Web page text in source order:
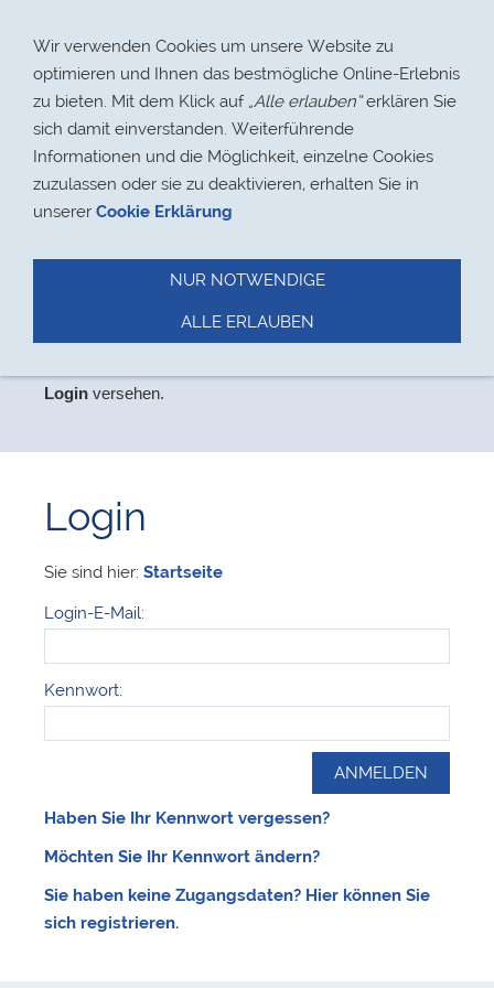
> 17.08.2021
Datenschutz
Login versehen.
Login
Sie sind hier: Startseite
Login-E-Mail:
Kennwort:
Haben Sie Ihr Kennwort vergessen?
Möchten Sie Ihr Kennwort ändern?
Sie haben keine Zugangsdaten? Hier können Sie
sich registrieren.
Wir verwenden Cookies um unsere Website zu
optimieren und Ihnen das bestmögliche Online-Erlebnis
zu bieten. Mit dem Klick auf „Alle erlauben“erklären Sie
sich damit einverstanden. Weiterführende
Informationen und die Möglichkeit, einzelne Cookies
zuzulassen oder sie zu deaktivieren, erhalten Sie in
unserer Cookie Erklärung
NUR NOTWENDIGE
ALLE ERLAUBEN